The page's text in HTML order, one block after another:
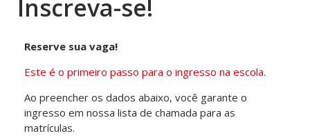
Inscreva-se!
Reserve sua vaga!
Este é o primeiro passo para o ingresso na escola.
Ao preencher os dados abaixo, você garante o
ingresso em nossa lista de chamada para as
matrículas.